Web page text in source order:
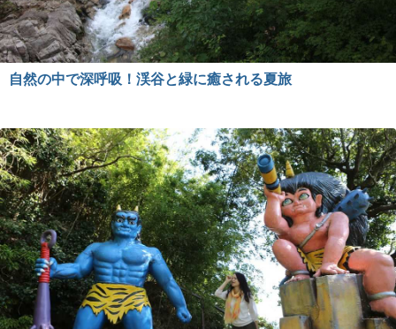
自然の中で深呼吸！渓谷と緑に癒される夏旅